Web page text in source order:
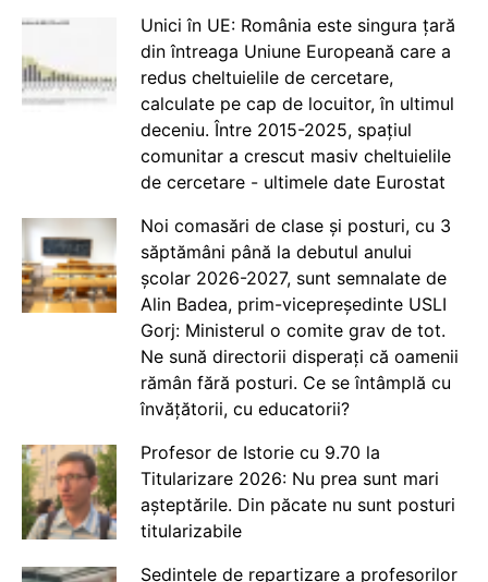
Unici în UE: România este singura țară
din întreaga Uniune Europeană care a
redus cheltuielile de cercetare,
calculate pe cap de locuitor, în ultimul
deceniu. Între 2015-2025, spațiul
comunitar a crescut masiv cheltuielile
de cercetare - ultimele date Eurostat
Noi comasări de clase și posturi, cu 3
săptămâni până la debutul anului
școlar 2026-2027, sunt semnalate de
Alin Badea, prim-vicepreședinte USLI
Gorj: Ministerul o comite grav de tot.
Ne sună directorii disperați că oamenii
rămân fără posturi. Ce se întâmplă cu
învățătorii, cu educatorii?
Profesor de Istorie cu 9.70 la
Titularizare 2026: Nu prea sunt mari
așteptările. Din păcate nu sunt posturi
titularizabile
Ședințele de repartizare a profesorilor